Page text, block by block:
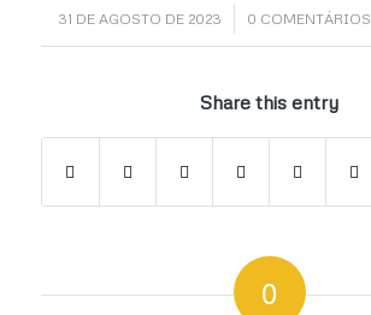
31 DE AGOSTO DE 2023
/ 0 COMENTÁRIOS
/
Share this entry
0